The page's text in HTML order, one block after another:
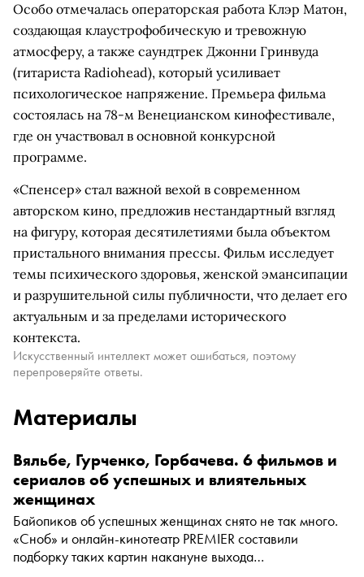
Особо отмечалась операторская работа Клэр Матон,
создающая клаустрофобическую и тревожную
атмосферу, а также саундтрек Джонни Гринвуда
(гитариста Radiohead), который усиливает
психологическое напряжение. Премьера фильма
состоялась на 78-м Венецианском кинофестивале,
где он участвовал в основной конкурсной
программе.
«Спенсер» стал важной вехой в современном
авторском кино, предложив нестандартный взгляд
на фигуру, которая десятилетиями была объектом
пристального внимания прессы. Фильм исследует
темы психического здоровья, женской эмансипации
и разрушительной силы публичности, что делает его
актуальным и за пределами исторического
контекста.
Искусственный интеллект может ошибаться, поэтому
перепроверяйте ответы.
Материалы
Вяльбе, Гурченко, Горбачева. 6 фильмов и
сериалов об успешных и влиятельных
женщинах
Байопиков об успешных женщинах снято не так много.
«Сноб» и онлайн-кинотеатр PREMIER составили
подборку таких картин накануне выхода